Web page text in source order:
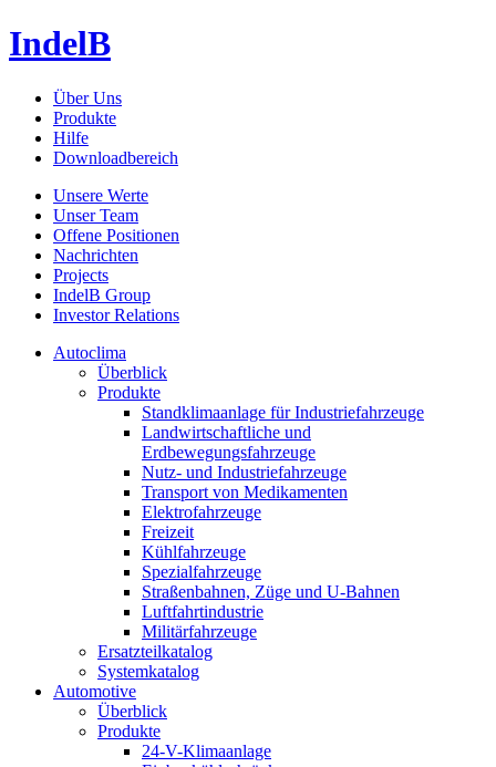
IndelB
Über Uns
Produkte
Hilfe
Downloadbereich
Unsere Werte
Unser Team
Offene Positionen
Nachrichten
Projects
IndelB Group
Investor Relations
Autoclima
Überblick
Produkte
Standklimaanlage für Industriefahrzeuge
Landwirtschaftliche und
Erdbewegungsfahrzeuge
Nutz- und Industriefahrzeuge
Transport von Medikamenten
Elektrofahrzeuge
Freizeit
Kühlfahrzeuge
Spezialfahrzeuge
Straßenbahnen, Züge und U-Bahnen
Luftfahrtindustrie
Militärfahrzeuge
Ersatzteilkatalog
Systemkatalog
Automotive
Überblick
Produkte
24-V-Klimaanlage